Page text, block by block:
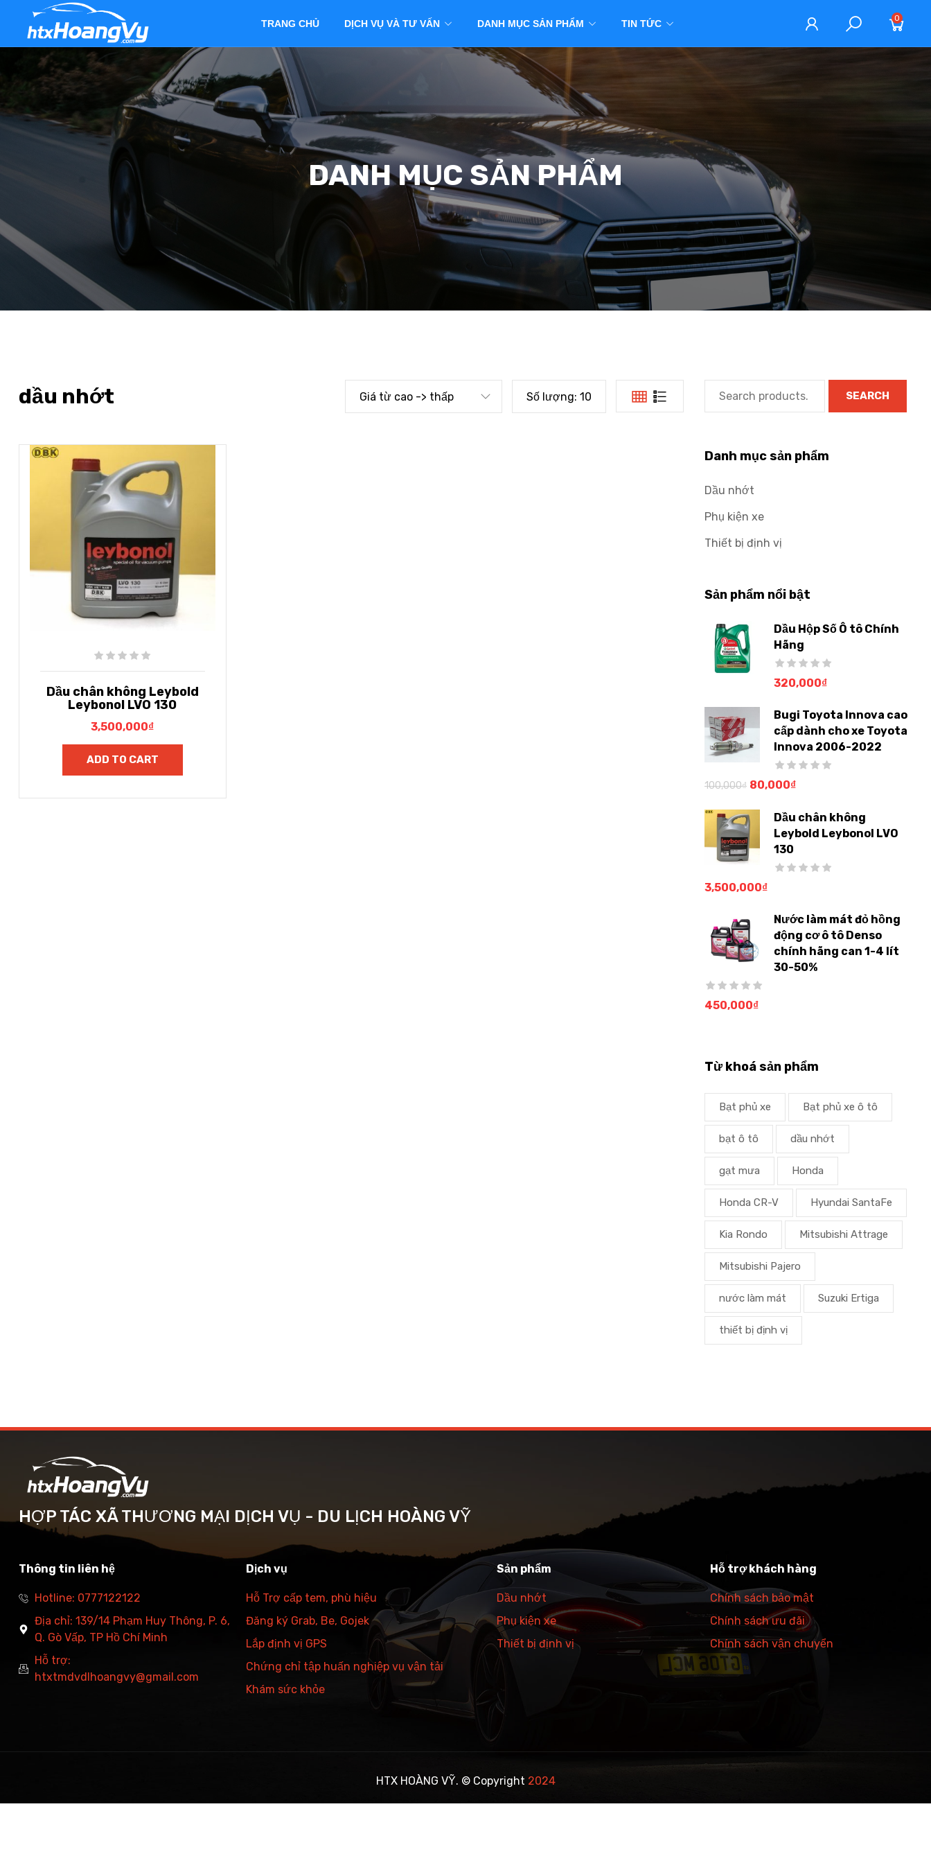
TRANG CHỦ DỊCH VỤ VÀ TƯ VẤN DANH MỤC SẢN PHẨM TIN TỨC 0
DANH MỤC SẢN PHẨM
dầu nhớt Giá từ cao -> thấp Số lượng: 10
Dầu chân không Leybold
Leybonol LVO 130
3,500,000₫
ADD TO CART
SEARCH
Danh mục sản phẩm
Dầu nhớt
Phụ kiện xe
Thiết bị định vị
Sản phẩm nổi bật
Dầu Hộp Số Ô tô Chính
Hãng
320,000₫
Bugi Toyota Innova cao
cấp dành cho xe Toyota
Innova 2006-2022
100,000₫ 80,000₫
Dầu chân không
Leybold Leybonol LVO
130
3,500,000₫
Nước làm mát đỏ hồng
động cơ ô tô Denso
chính hãng can 1-4 lít
30-50%
450,000₫
Từ khoá sản phẩm
Bạt phủ xe Bạt phủ xe ô tô
bạt ô tô dầu nhớt
gạt mưa Honda
Honda CR-V Hyundai SantaFe
Kia Rondo Mitsubishi Attrage
Mitsubishi Pajero
nước làm mát Suzuki Ertiga
thiết bị định vị
HỢP TÁC XÃ THƯƠNG MẠI DỊCH VỤ - DU LỊCH HOÀNG VỸ
Thông tin liên hệ
Hotline: 0777122122
Địa chỉ: 139/14 Phạm Huy Thông, P. 6,
Q. Gò Vấp, TP Hồ Chí Minh
Hỗ trợ:
htxtmdvdlhoangvy@gmail.com
Dịch vụ
Hỗ Trợ cấp tem, phù hiệu
Đăng ký Grab, Be, Gojek
Lắp định vị GPS
Chứng chỉ tập huấn nghiệp vụ vận tải
Khám sức khỏe
Sản phẩm
Dầu nhớt
Phụ kiện xe
Thiết bị định vị
Hỗ trợ khách hàng
Chính sách bảo mật
Chính sách ưu đãi
Chính sách vận chuyển
HTX HOÀNG VỸ. © Copyright 2024